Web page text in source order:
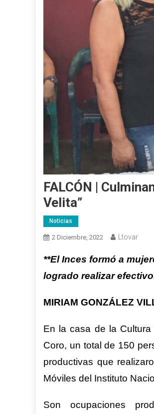
FALCÓN |
Velita”
Noticias
2 Diciembre, 2022 Ltovar
**El Inces formó a
logrado realizar
MIRIAM GONZÁLEZ
En la casa de la Cultura
Coro, un total de 150
productivas que
Móviles del Instituto
Son ocupaciones